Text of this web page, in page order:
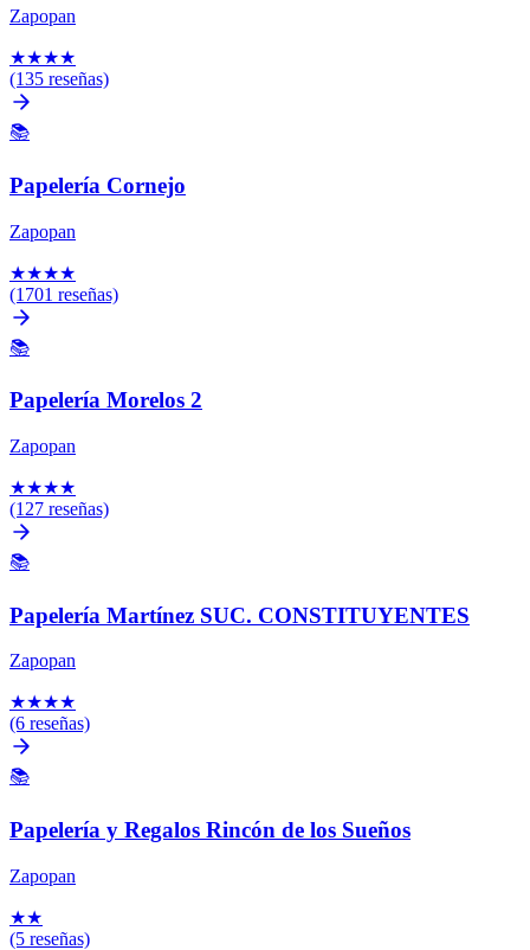
Zapopan
★★★★
(135 reseñas)
📚
Papelería Cornejo
Zapopan
★★★★
(1701 reseñas)
📚
Papelería Morelos 2
Zapopan
★★★★
(127 reseñas)
📚
Papelería Martínez SUC. CONSTITUYENTES
Zapopan
★★★★
(6 reseñas)
📚
Papelería y Regalos Rincón de los Sueños
Zapopan
★★
(5 reseñas)